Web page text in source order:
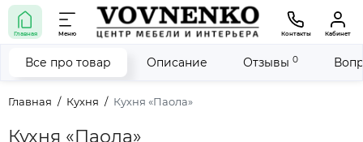
Главная Меню Контакты Кабинет
Главная Кухня Кухня «Паола»
Кухня «Паола»
Все про товар Описание Отзывы 0